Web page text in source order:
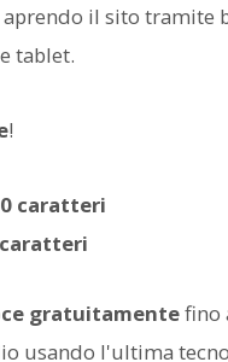
il sito tramite
tablet.
!
caratteri
gratuitamentefino
usando l'ultima